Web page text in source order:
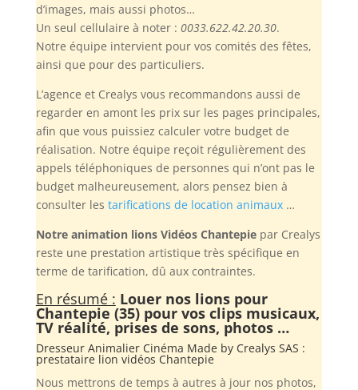
d’images, mais aussi photos…
Un seul cellulaire à noter : 0033.622.42.20.30.
Notre équipe intervient pour vos comités des fêtes,
ainsi que pour des particuliers.
L’agence et Crealys vous recommandons aussi de
regarder en amont les prix sur les pages principales,
afin que vous puissiez calculer votre budget de
réalisation. Notre équipe reçoit régulièrement des
appels téléphoniques de personnes qui n’ont pas le
budget malheureusement, alors pensez bien à
consulter les tarifications de location animaux…
Notre animation lions Vidéos Chantepiepar Crealys
reste une prestation artistique très spécifique en
terme de tarification, dû aux contraintes.
En résumé : Louer nos lions pour
Chantepie (35) pour vos clips musicaux,
TV réalité, prises de sons, photos …
Dresseur Animalier Cinéma Made by Crealys SAS :
prestataire lion vidéos Chantepie
Nous mettrons de temps à autres à jour nos photos,